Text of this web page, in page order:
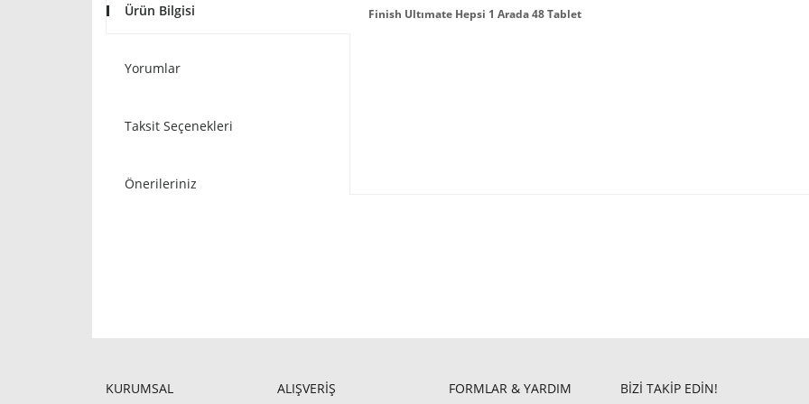
Ürün Bilgisi
Yorumlar
Taksit Seçenekleri
Önerileriniz
Finish Ultımate Hepsi 1 Arada 48 Tablet
KURUMSAL ALIŞVERİŞ FORMLAR & YARDIM BİZİ TAKİP EDİN!